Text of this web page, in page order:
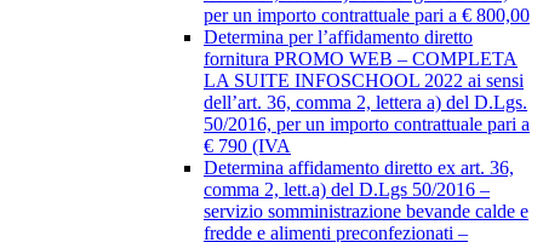
per un importo contrattuale pari a € 800,00
Determina per l’affidamento diretto
fornitura PROMO WEB – COMPLETA
LA SUITE INFOSCHOOL 2022 ai sensi
dell’art. 36, comma 2, lettera a) del D.Lgs.
50/2016, per un importo contrattuale pari a
€ 790 (IVA
Determina affidamento diretto ex art. 36,
comma 2, lett.a) del D.Lgs 50/2016 –
servizio somministrazione bevande calde e
fredde e alimenti preconfezionati –